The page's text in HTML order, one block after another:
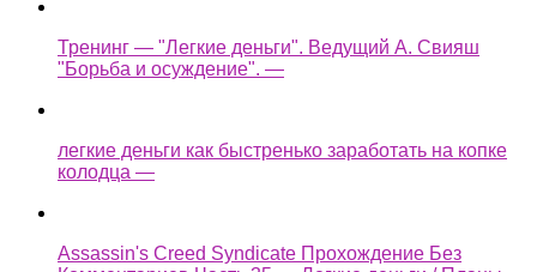
Тренинг — "Легкие деньги". Ведущий А. Свияш
"Борьба и осуждение". —
легкие деньги как быстренько заработать на копке
колодца —
Assassin's Creed Syndicate Прохождение Без